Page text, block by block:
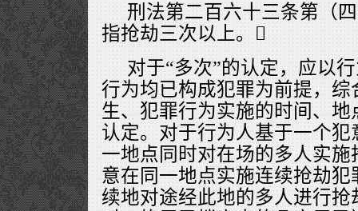
刑法第二百六十三条第（
指抢劫三次以上。
对于“多次”的认定，应以
行为均已构成犯罪为前提，
生、犯罪行为实施的时间、
认定。对于行为人基于一个
一地点同时对在场的多人实
意在同一地点实施连续抢劫
续地对途经此地的多人进行